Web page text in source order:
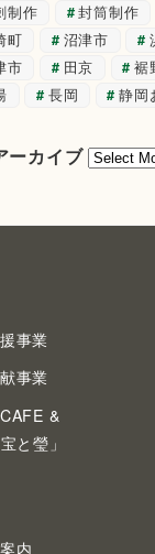
制作
封筒制作
町
沼津市
市
田京 裾
長岡 静岡
ーカイブ 月
事業
事業
&
と瑩」
内